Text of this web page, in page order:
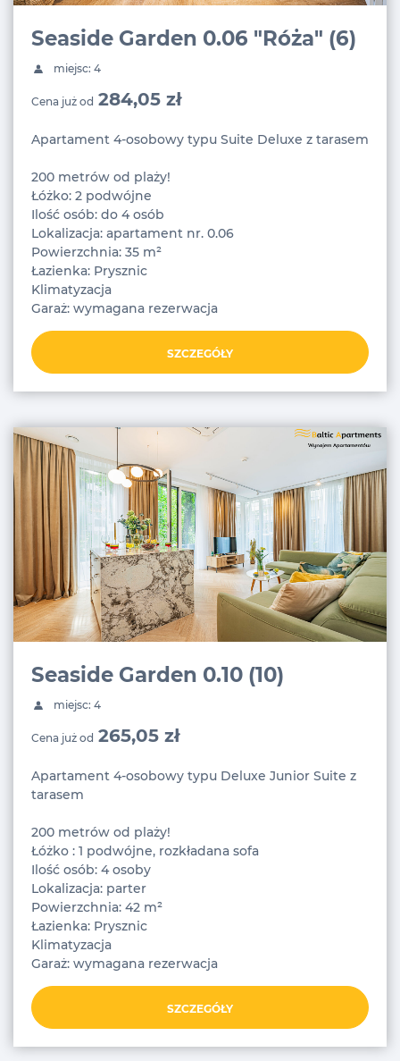
Seaside Garden 0.06 "Róża" (6)
miejsc: 4
Cena już od 284,05 zł
Apartament 4-osobowy typu Suite Deluxe z tarasem
200 metrów od plaży!
Łóżko: 2 podwójne
Ilość osób: do 4 osób
Lokalizacja: apartament nr. 0.06
Powierzchnia: 35 m²
Łazienka: Prysznic
Klimatyzacja
Garaż: wymagana rezerwacja
SZCZEGÓŁY
Seaside Garden 0.10 (10)
miejsc: 4
Cena już od 265,05 zł
Apartament 4-osobowy typu Deluxe Junior Suite z
tarasem
200 metrów od plaży!
Łóżko : 1 podwójne, rozkładana sofa
Ilość osób: 4 osoby
Lokalizacja: parter
Powierzchnia: 42 m²
Łazienka: Prysznic
Klimatyzacja
Garaż: wymagana rezerwacja
SZCZEGÓŁY